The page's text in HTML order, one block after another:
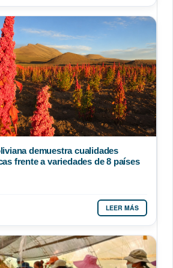
demuestra cualidades
frente a variedades de 8 países
LEER MÁS